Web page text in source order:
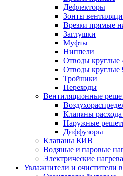
Дефлекторы
Зонты
Врезки прямые
Заглушки
Муфты
Ниппели
Отводы круглые
Отводы круглые
Тройники
Переходы
Вентиляционные
Клапаны расхода
Наружные
Диффузоры
Клапаны КИВ
Водяные и паровые
Электрические
Увлажнители и очистители